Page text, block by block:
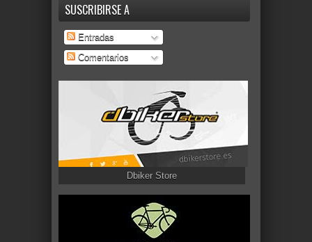
SUSCRIBIRSE A
Entradas
Comentarios
Dbiker Store